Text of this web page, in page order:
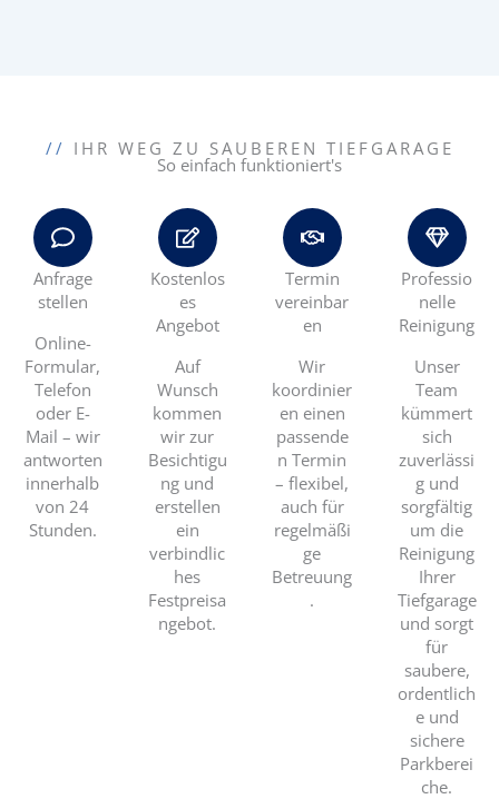
// IHR WEG ZU SAUBEREN TIEFGARAGE
So einfach funktioniert's
Anfrage
stellen
Online-
Formular,
Telefon
oder E-
Mail – wir
antworten
innerhalb
von 24
Stunden.
Kostenlos
es
Angebot
Auf
Wunsch
kommen
wir zur
Besichtigu
ng und
erstellen
ein
verbindlic
hes
Festpreisa
ngebot.
Termin
vereinbar
en
Wir
koordinier
en einen
passende
n Termin
– flexibel,
auch für
regelmäßi
ge
Betreuung
.
Professio
nelle
Reinigung
Unser
Team
kümmert
sich
zuverlässi
g und
sorgfältig
um die
Reinigung
Ihrer
Tiefgarage
und sorgt
für
saubere,
ordentlich
e und
sichere
Parkberei
che.